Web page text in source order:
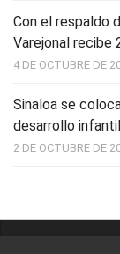
Con el respaldo
Varejonal recibe
4 DE OCTUBRE DE
Sinaloa se
desarrollo
2 DE OCTUBRE DE